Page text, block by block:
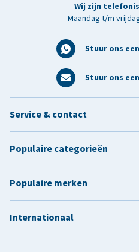
Wij zijn
Maandag t/m
Stuur ons
Stuur ons
Service & contact
Populaire categorieën
Populaire merken
Internationaal